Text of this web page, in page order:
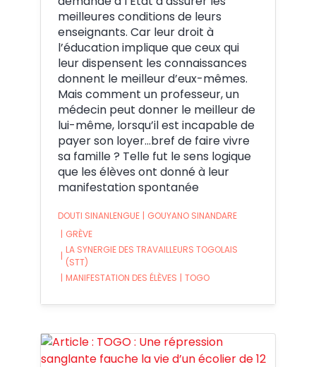
meilleures conditions de leurs
enseignants. Car leur droit à
l’éducation implique que ceux qui
leur dispensent les connaissances
donnent le meilleur d’eux-mêmes.
Mais comment un professeur, un
médecin peut donner le meilleur de
lui-même, lorsqu’il est incapable de
payer son loyer…bref de faire vivre
sa famille ? Telle fut le sens logique
que les élèves ont donné à leur
manifestation spontanée
DOUTI SINANLENGUE | GOUYANO SINANDARE
| GRÈVE
|
LA SYNERGIE DES TRAVAILLEURS TOGOLAIS
(STT)
| MANIFESTATION DES ÉLÈVES | TOGO